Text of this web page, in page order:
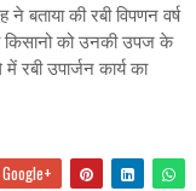
की रबी विपणन वर्ष
किसानो को उनकी उपज के
उपार्जन कार्य का
Google+